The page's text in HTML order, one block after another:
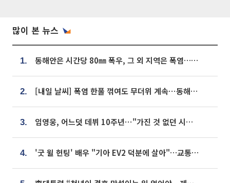
많이 본 뉴스
1. 동해안은 시간당 80㎜ 폭우, 그 외 지역은 폭염…‘극과 극 날씨’
2. [내일 날씨] 폭염 한풀 꺾여도 무더위 계속⋯동해안 이틀 연속 비
3. 임영웅, 어느덧 데뷔 10주년⋯"가진 것 없던 시절, 내 앞엔 20명의 팬뿐"
4. '굿 윌 헌팅' 배우 "기아 EV2 덕분에 살아"…교통사고 후 안전성 극찬